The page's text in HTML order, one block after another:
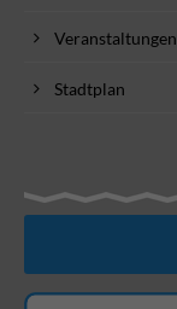
Veranstaltungen
Stadtplan